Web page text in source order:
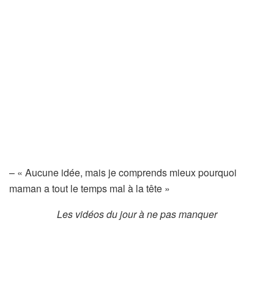
– « Aucune idée, mais je comprends mieux pourquoi
maman a tout le temps mal à la tête »
Les vidéos du jour à ne pas manquer